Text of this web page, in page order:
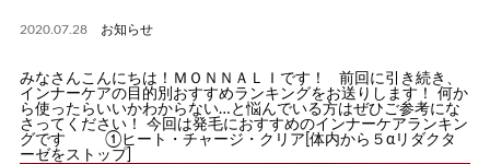
2020.07.28 お知らせ
みなさんこんにちは！ＭＯＮＮＡＬＩです！ 前回に引き続き、
インナーケアの目的別おすすめランキングをお送りします！ 何か
ら使ったらいいかわからない…と悩んでいる方はぜひご参考にな
さってください！ 今回は発毛におすすめのインナーケアランキン
グです ①ヒート・チャージ・クリア[体内から５αリダクタ
ーゼをストップ]